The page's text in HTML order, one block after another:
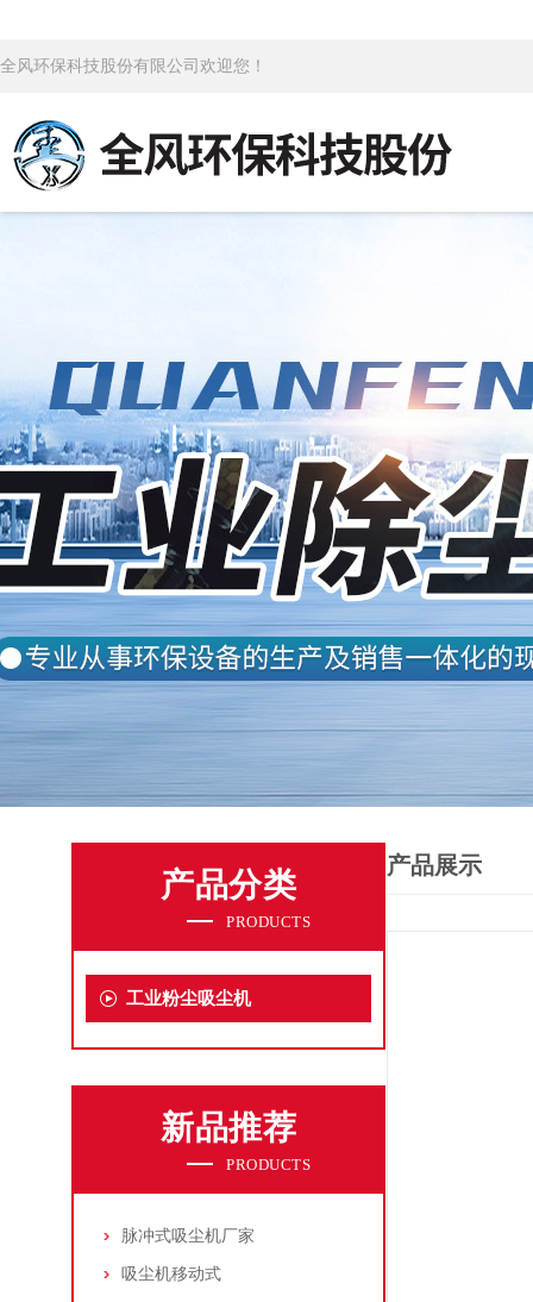
全风环保科技股份有限公司欢迎您！
产品分类
PRODUCTS
工业粉尘吸尘机
新品推荐
PRODUCTS
脉冲式吸尘机厂家
吸尘机移动式
产品展示